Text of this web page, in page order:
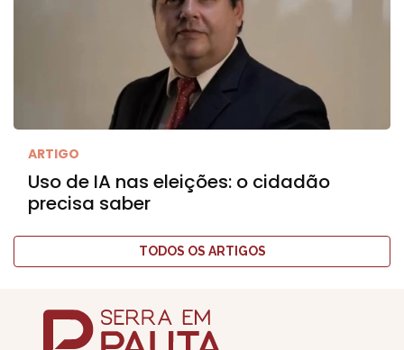
ARTIGO
Uso de IA nas eleições: o cidadão
precisa saber
TODOS OS ARTIGOS